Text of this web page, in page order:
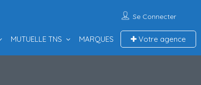
Se Connecter
Votre agence
MUTUELLE TNS MARQUES